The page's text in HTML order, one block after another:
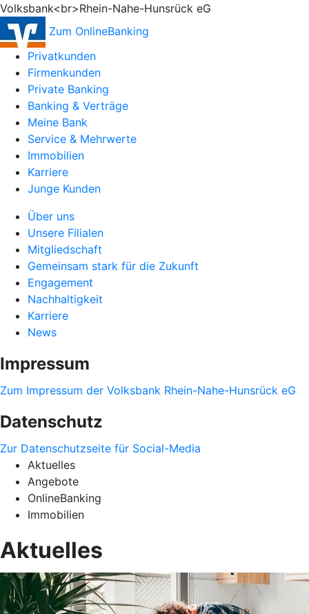
Volksbank<br>Rhein-Nahe-Hunsrück eG
Zum OnlineBanking
Privatkunden
Firmenkunden
Private Banking
Banking & Verträge
Meine Bank
Service & Mehrwerte
Immobilien
Karriere
Junge Kunden
Über uns
Unsere Filialen
Mitgliedschaft
Gemeinsam stark für die Zukunft
Engagement
Nachhaltigkeit
Karriere
News
Impressum
Zum Impressum der Volksbank Rhein-Nahe-Hunsrück eG
Datenschutz
Zur Datenschutzseite für Social-Media
Aktuelles
Angebote
OnlineBanking
Immobilien
Aktuelles